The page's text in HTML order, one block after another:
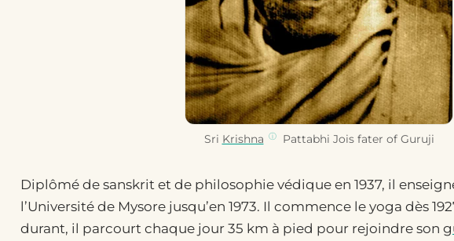
Sri Krishna Pattabhi Jois fater of Guruji
Diplômé de sanskrit et de philosophie védique en 1937, il
l’Université de Mysore jusqu’en 1973. Il commence le yoga dès
durant, il parcourt chaque jour 35 km à pied pour rejoindre son